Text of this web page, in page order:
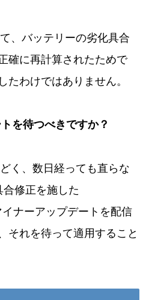
、バッテリーの劣化具合
確に再計算されたためで
わけではありません。
を待つべきですか？
く、数日経っても直らな
修正を施した
イナーアップデートを配信
それを待って適用すること